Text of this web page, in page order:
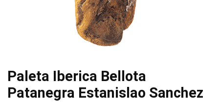
Paleta Iberica Bellota
Patanegra Estanislao Sanchez